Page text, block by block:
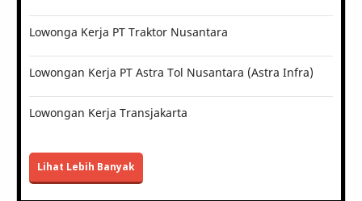
Lowonga Kerja PT Traktor Nusantara
Lowongan Kerja PT Astra Tol Nusantara (Astra Infra)
Lowongan Kerja Transjakarta
Lihat Lebih Banyak